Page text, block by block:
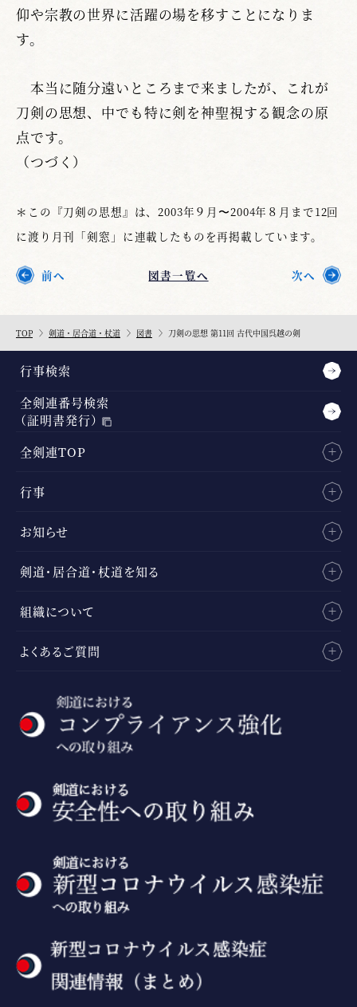
仰や宗教の世界に活躍の場を移すことになりま
す。
本当に随分遠いところまで来ましたが、これが
刀剣の思想、中でも特に剣を神聖視する観念の原
点です。
（つづく）
＊この『刀剣の思想』は、2003年９月〜2004年８月まで12回
に渡り月刊「剣窓」に連載したものを再掲載しています。
前へ 図書一覧へ 次へ
TOP 剣道・居合道・杖道 図書 刀剣の思想 第11回 古代中国呉越の剣
行事検索
全剣連番号検索
（証明書発行）
全剣連TOP
行事
お知らせ
剣道・居合道・杖道を知る
組織について
よくあるご質問